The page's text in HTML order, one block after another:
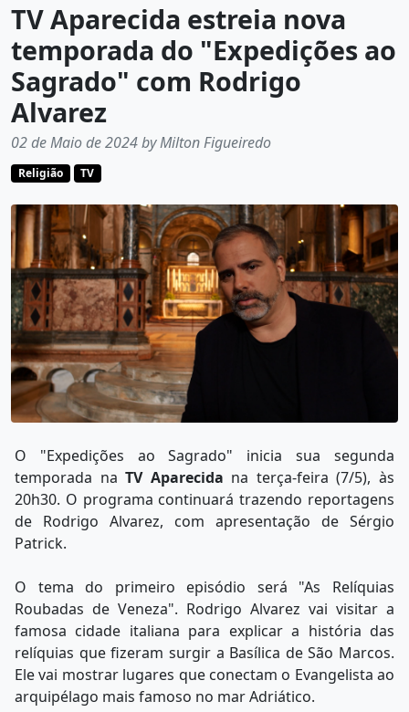
TV Aparecida estreia nova
temporada do "Expedições ao
Sagrado" com Rodrigo
Alvarez
02 de Maio de 2024 by Milton Figueiredo
Religião TV
O "Expedições ao Sagrado" inicia sua segunda
temporada naTV Aparecida na terça-feira (7/5), às
20h30. O programa continuará trazendo reportagens
de Rodrigo Alvarez, com apresentação de Sérgio
Patrick.
O tema do primeiro episódio será "As Relíquias
Roubadas de Veneza". Rodrigo Alvarez vai visitar a
famosa cidade italiana para explicar a história das
relíquias que fizeram surgir a Basílica de São Marcos.
Ele vai mostrar lugares que conectam o Evangelista ao
arquipélago mais famoso no mar Adriático.